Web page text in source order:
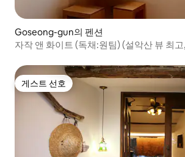
Goseong-gun의 펜션
자작 앤 화이트 (독채:원팀) (설악산 뷰 최
게스트 선호
게스트 선호